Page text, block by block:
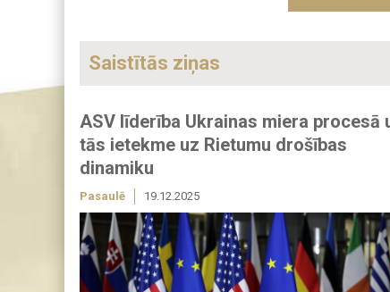
Saistītās ziņas
ASV līderība Ukrainas miera procesā
tās ietekme uz Rietumu drošības
dinamiku
Pasaulē 19.12.2025